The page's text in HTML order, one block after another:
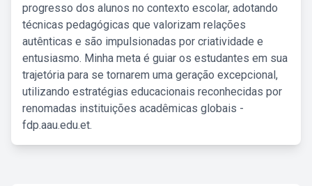
progresso dos alunos no contexto escolar, adotando
técnicas pedagógicas que valorizam relações
autênticas e são impulsionadas por criatividade e
entusiasmo. Minha meta é guiar os estudantes em sua
trajetória para se tornarem uma geração excepcional,
utilizando estratégias educacionais reconhecidas por
renomadas instituições acadêmicas globais -
fdp.aau.edu.et.